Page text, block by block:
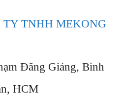
TY TNHH MEKONG
Đăng Giảng, Bình
HCM